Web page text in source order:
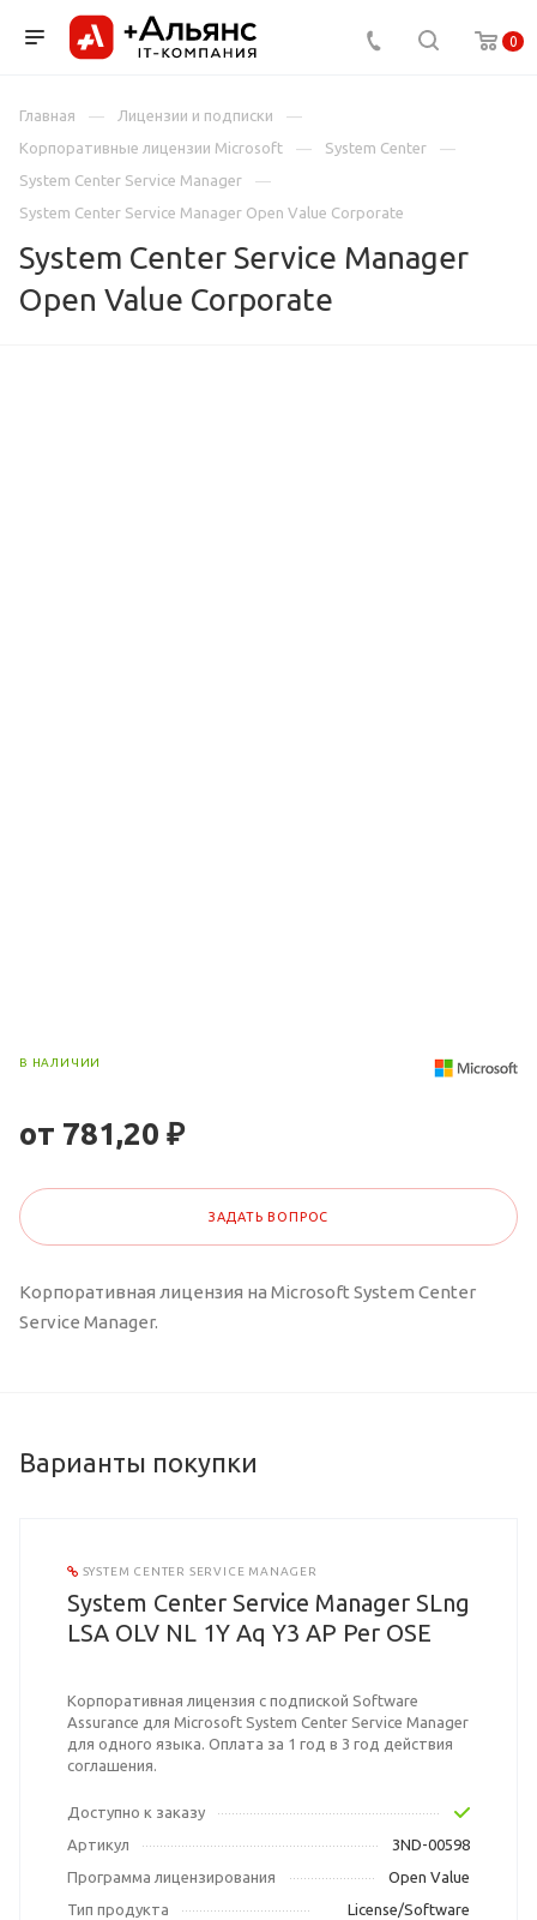
0
Главная
Лицензии и подписки
Корпоративные лицензии Microsoft
System Center
System Center Service Manager
System Center Service Manager Open Value Corporate
System Center Service Manager
Open Value Corporate
В НАЛИЧИИ
от 781,20 ₽
ЗАДАТЬ ВОПРОС
Корпоративная лицензия на Microsoft System Center
Service Manager.
Варианты покупки
SYSTEM CENTER SERVICE MANAGER
System Center Service Manager SLng
LSA OLV NL 1Y Aq Y3 AP Per OSE
Корпоративная лицензия с подпиской Software
Assurance для Microsoft System Center Service Manager
для одного языка. Оплата за 1 год в 3 год действия
соглашения.
Доступно к заказу
Артикул
3ND-00598
Программа лицензирования
Open Value
Тип продукта
License/Software